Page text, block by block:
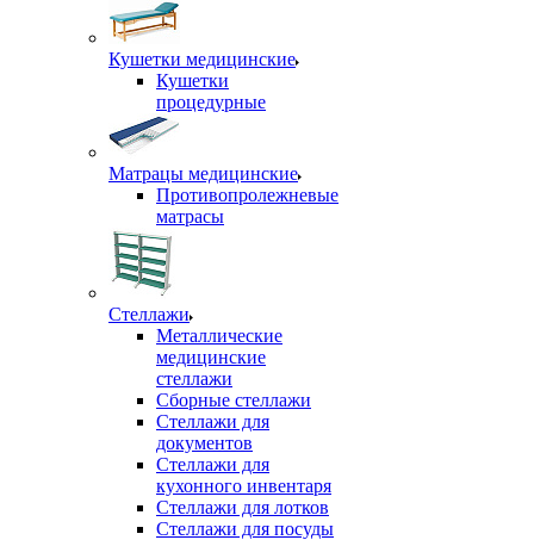
Кушетки медицинские
Кушетки
процедурные
Матрацы медицинские
Противопролежневые
матрасы
Стеллажи
Металлические
медицинские
стеллажи
Сборные стеллажи
Стеллажи для
документов
Стеллажи для
кухонного инвентаря
Стеллажи для лотков
Стеллажи для посуды